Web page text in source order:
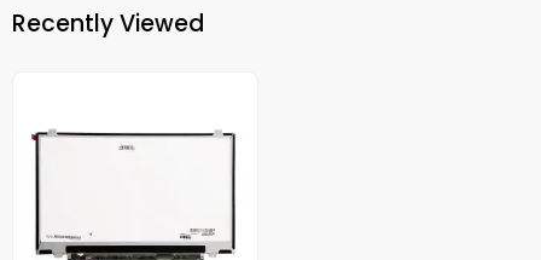
Recently Viewed